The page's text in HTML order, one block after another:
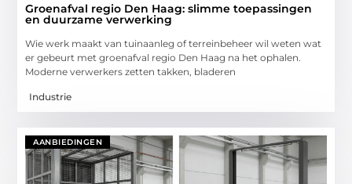
Groenafval regio Den Haag: slimme toepassingen
en duurzame verwerking
Wie werk maakt van tuinaanleg of terreinbeheer wil weten wat
er gebeurt met groenafval regio Den Haag na het ophalen.
Moderne verwerkers zetten takken, bladeren
Industrie
AANBIEDINGEN